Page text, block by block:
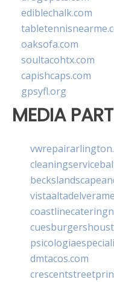
ediblechalk.com
oaksofa.com
soultacohtx.com
capishcaps.com
gpsyfl.org
MEDIA
dmtacos.com